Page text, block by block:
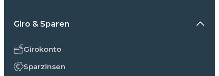
Giro & Sparen
Girokonto
Sparzinsen